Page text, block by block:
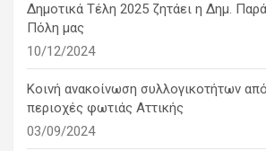
Δημοτικά Τέλη 2025 ζητάει η Δημ.
Πόλη μας
10/12/2024
Κοινή ανακοίνωση συλλογικοτήτων
περιοχές φωτιάς Αττικής
03/09/2024